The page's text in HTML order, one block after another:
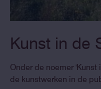
Kunst in de
Onder de noemer
de kunstwerken in de